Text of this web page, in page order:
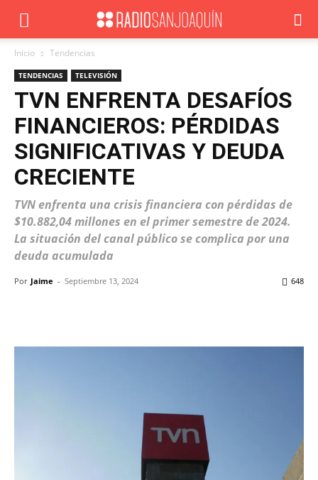
Inicio Tendencias
TENDENCIAS TELEVISIÓN
TVN ENFRENTA DESAFÍOS
FINANCIEROS: PÉRDIDAS
SIGNIFICATIVAS Y DEUDA
CRECIENTE
TVN enfrenta una crisis financiera con pérdidas de
$10.882,04 millones en el primer semestre de 2024.
La situación del canal público se complica por una
deuda acumulada
Por Jaime - Septiembre 13, 2024 648